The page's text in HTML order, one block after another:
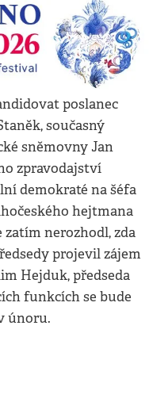
poslanec
současný
sněmovny Jan
zpravodajství
demokraté na šéfa
hejtmana
nerozhodl, zda
projevil zájem
Hejduk, předseda
funkcích se bude
únoru.